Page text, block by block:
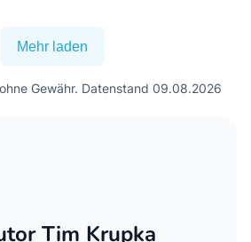
Mehr laden
Gewähr. Datenstand 09.08.2026
Tim Krupka